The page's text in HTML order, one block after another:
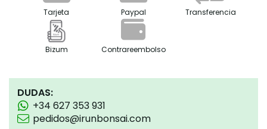
Tarjeta Paypal Transferencia
Bizum Contrareembolso
DUDAS:
+34 627 353 931
pedidos@irunbonsai.com